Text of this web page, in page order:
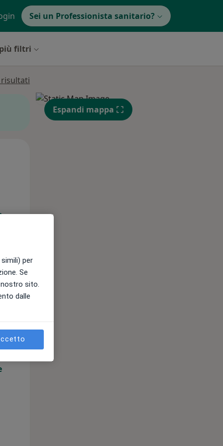
Sei un Professionista sanitario?
filtri
Espandi mappa
per
Se
sito.
dalle